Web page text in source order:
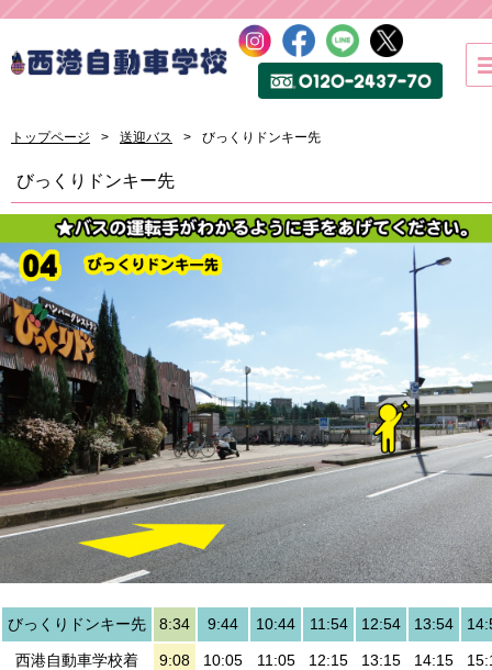
トップページ 送迎バス びっくりドンキー先
びっくりドンキー先
びっくりドンキー先 8:34 9:44 10:44 11:54 12:54 13:54
西港自動車学校着 9:08 10:05 11:05 12:15 13:15 14:15